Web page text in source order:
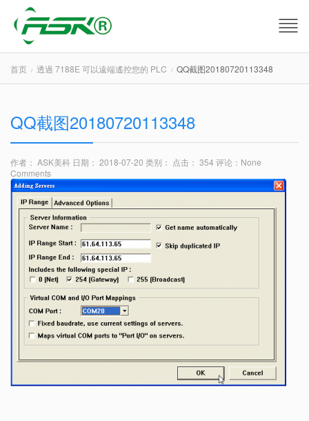
首页 透過 7188E 可以遠端遙控您的 PLC QQ截图20180720113348
QQ截图20180720113348
作者： ASK美科 日期： 2018-07-20 类别： 点击： 354 评论： None
Comments